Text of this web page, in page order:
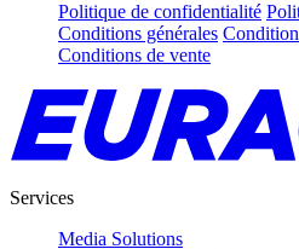
Politique de confidentialité
Conditions générales
Conditions de vente
Services
Media Solutions